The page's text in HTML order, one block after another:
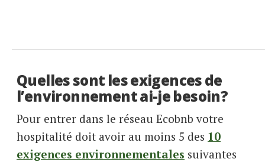
Quelles sont les exigences de
l’environnement ai-je besoin?
Pour entrer dans le réseau Ecobnb votre
hospitalité doit avoir au moins 5 des 10
exigences environnementales suivantes